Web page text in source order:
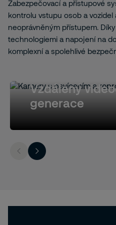
Zabezpečovací a přístupové
kontrolu vstupu osob a
neoprávněným přístupem.
technologiemi a napojení na
komplexní a spolehlivé
Vzdálený
generace